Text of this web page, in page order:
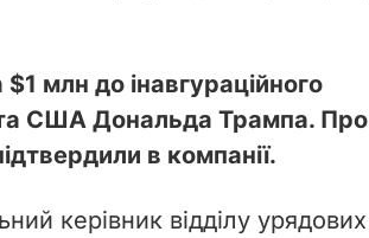
млн до інавгураційного
США Дональда Трампа. Про
в компанії.
керівник відділу урядових